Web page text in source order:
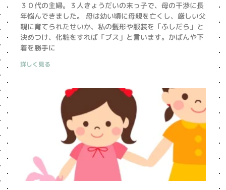
３０代の主婦。３人きょうだいの末っ子で、母の干渉に長
年悩んできました。 母は幼い頃に母親を亡くし、厳しい父
親に育てられたせいか、私の髪形や服装を「ふしだら」と
決めつけ、化粧をすれば「ブス」と言います。かばんや下
着を勝手に
詳しく見る